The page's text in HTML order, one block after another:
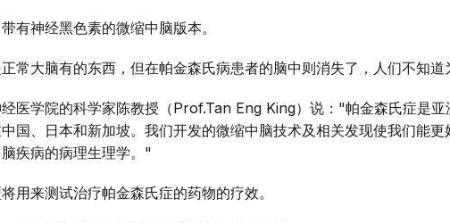
有神经黑色素的微缩中脑版本。
常大脑有的东西，但在帕金森氏病患者的脑中则消失了，人们不知道
医学院的科学家陈教授（Prof.Tan Eng King）说："帕金森氏症是亚
国、日本和新加坡。我们开发的微缩中脑技术及相关发现使我们能更
疾病的病理生理学。"
用来测试治疗帕金森氏症的药物的疗效。